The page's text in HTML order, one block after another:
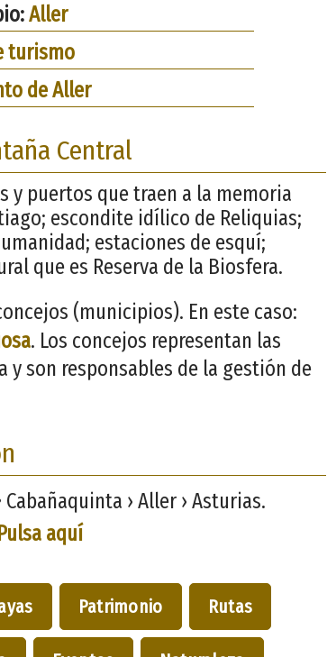
Aller
turismo
de Aller
Central
y puertos que traen a la memoria
escondite idílico de Reliquias;
estaciones de esquí;
que es Reserva de la Biosfera.
(municipios). En este caso:
. Los concejos representan las
son responsables de la gestión de
Cabañaquinta › Aller › Asturias.
aquí
Patrimonio Rutas